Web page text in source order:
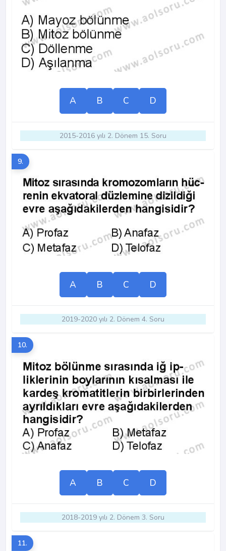
A B C D
2015-2016 yılı 2. Dönem 15. Soru
9.
A B C D
2019-2020 yılı 2. Dönem 4. Soru
10.
A B C D
2018-2019 yılı 2. Dönem 3. Soru
11.